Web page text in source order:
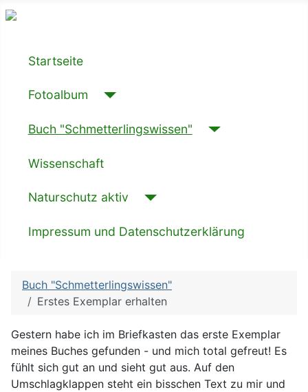
Startseite
Fotoalbum
Buch "Schmetterlingswissen"
Wissenschaft
Naturschutz aktiv
Impressum und Datenschutzerklärung
Buch "Schmetterlingswissen"
Erstes Exemplar erhalten
Gestern habe ich im Briefkasten das erste Exemplar
meines Buches gefunden - und mich total gefreut! Es
fühlt sich gut an und sieht gut aus. Auf den
Umschlagklappen steht ein bisschen Text zu mir und